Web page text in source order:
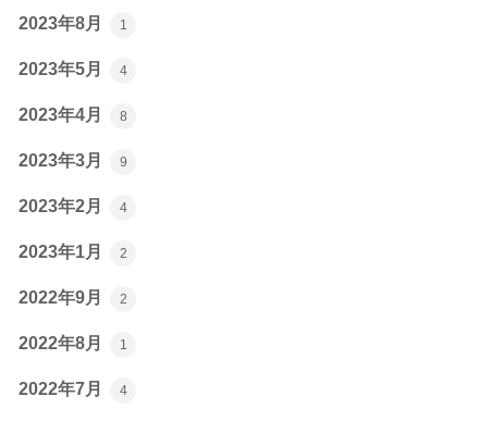
2023年8月 1
2023年5月 4
2023年4月 8
2023年3月 9
2023年2月 4
2023年1月 2
2022年9月 2
2022年8月 1
2022年7月 4